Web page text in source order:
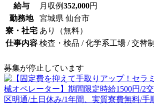
給与 月収例352,000円
勤務地
宮城県 仙台市
寮・社宅 あり（無料）
仕事内容 検査・検品 / 化学系工場 / 交替制
募集が停止しています